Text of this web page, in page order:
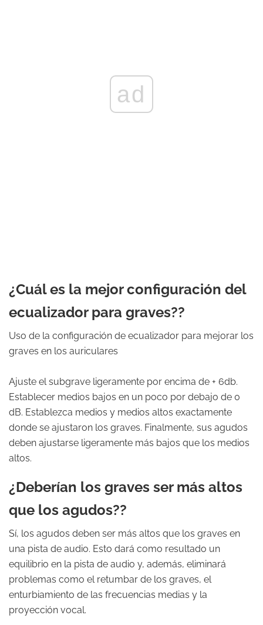
ad
¿Cuál es la mejor configuración del
ecualizador para graves??
Uso de la configuración de ecualizador para mejorar los
graves en los auriculares
Ajuste el subgrave ligeramente por encima de + 6db.
Establecer medios bajos en un poco por debajo de 0
dB. Establezca medios y medios altos exactamente
donde se ajustaron los graves. Finalmente, sus agudos
deben ajustarse ligeramente más bajos que los medios
altos.
¿Deberían los graves ser más altos
que los agudos??
Sí, los agudos deben ser más altos que los graves en
una pista de audio. Esto dará como resultado un
equilibrio en la pista de audio y, además, eliminará
problemas como el retumbar de los graves, el
enturbiamiento de las frecuencias medias y la
proyección vocal.